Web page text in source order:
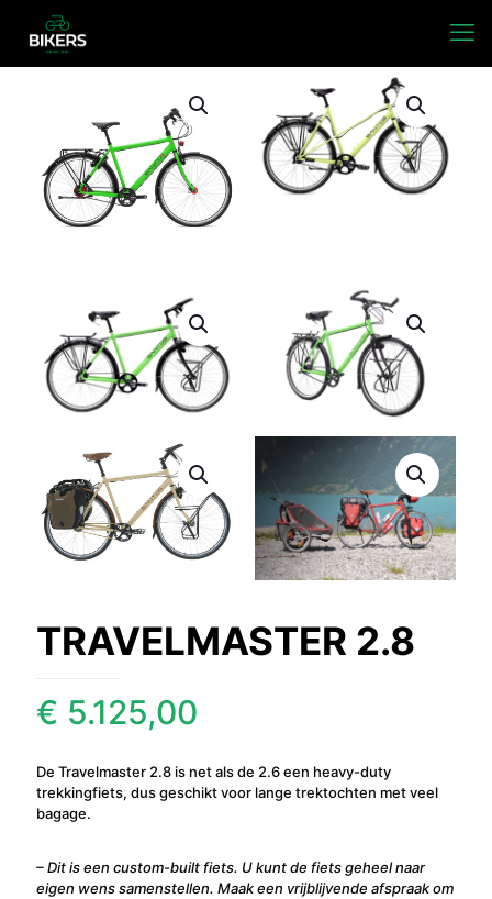
TRAVELMASTER 2.8
€ 5.125,00
De Travelmaster 2.8 is net als de 2.6 een heavy-duty
trekkingfiets, dus geschikt voor lange trektochten met veel
bagage.
– Dit is een custom-built fiets. U kunt de fiets geheel naar
eigen wens samenstellen. Maak een vrijblijvende afspraak om